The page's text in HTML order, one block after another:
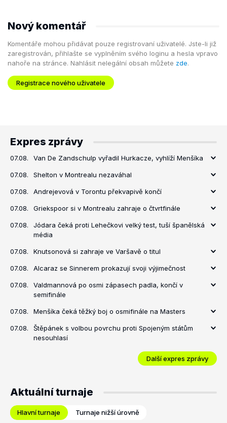
Nový komentář
Komentáře mohou přidávat pouze registrovaní uživatelé. Jste-li již
zaregistrován, přihlašte se vyplněním svého loginu a hesla vpravo
nahoře na stránce. Nahlásit nelegální obsah můžete zde.
Registrace nového uživatele
Expres zprávy
07.08. Van De Zandschulp vyřadil Hurkacze, vyhlíží Menšíka
07.08. Shelton v Montrealu nezaváhal
07.08. Andrejevová v Torontu překvapivě končí
07.08. Griekspoor si v Montrealu zahraje o čtvrtfinále
07.08.
Jódara čeká proti Lehečkovi velký test, tuší španělská
média
07.08. Knutsonová si zahraje ve Varšavě o titul
07.08. Alcaraz se Sinnerem prokazují svoji výjimečnost
07.08.
Valdmannová po osmi zápasech padla, končí v
semifinále
07.08. Menšíka čeká těžký boj o osmifinále na Masters
07.08.
Štěpánek s volbou povrchu proti Spojeným státům
nesouhlasí
Další expres zprávy
Aktuální turnaje
Hlavní turnaje Turnaje nižší úrovně